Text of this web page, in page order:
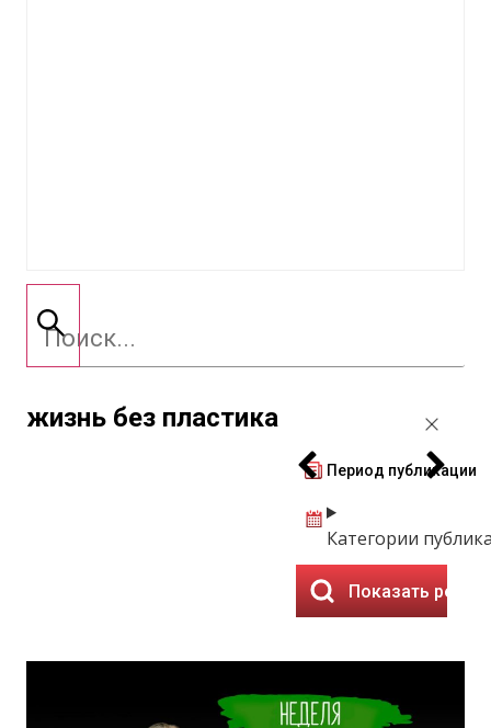
жизнь без пластика
Период публикации
Категории
Показать